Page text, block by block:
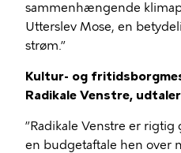
sammenhængende
Utterslev Mose, en
strøm.”
Kultur- og
Radikale Venstre,
”Radikale Venstre er
en budgetaftale hen over